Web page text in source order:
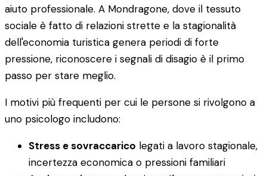
aiuto professionale. A Mondragone, dove il tessuto
sociale è fatto di relazioni strette e la stagionalità
dell'economia turistica genera periodi di forte
pressione, riconoscere i segnali di disagio è il primo
passo per stare meglio.
I motivi più frequenti per cui le persone si rivolgono a
uno psicologo includono:
Stress e sovraccarico legati a lavoro stagionale,
incertezza economica o pressioni familiari